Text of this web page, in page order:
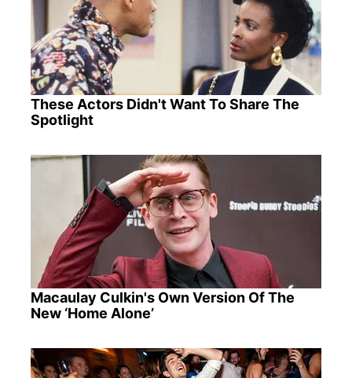
These Actors Didn't Want To Share The
Spotlight
Macaulay Culkin's Own Version Of The
New ‘Home Alone’